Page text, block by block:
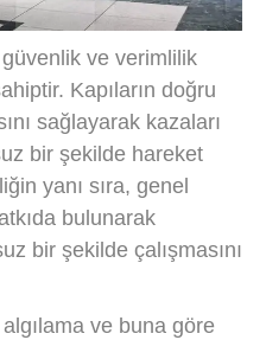
ve verimlilik
Kapıların doğru
sağlayarak kazaları
bir şekilde hareket
yanı sıra, genel
bulunarak
bir şekilde çalışmasını
ve buna göre